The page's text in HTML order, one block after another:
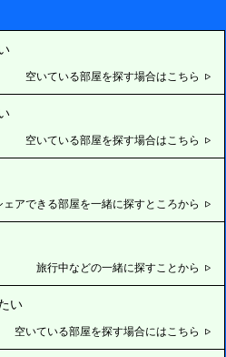
空いている部屋を探す場合はこちら
空いている部屋を探す場合はこちら
ェアできる部屋を一緒に探すところから
旅行中などの一緒に探すことから
い
空いている部屋を探す場合にはこちら